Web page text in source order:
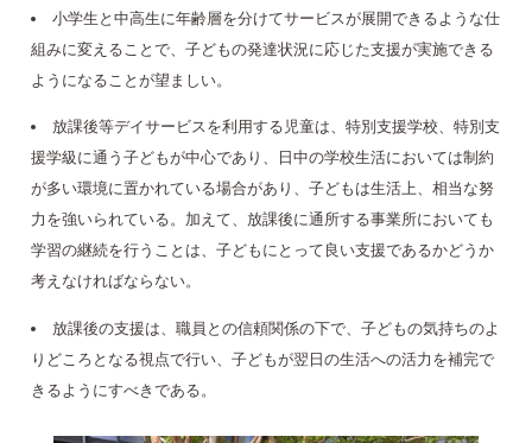
小学生と中高生に年齢層を分けてサービスが展開できるような仕
組みに変えることで、子どもの発達状況に応じた支援が実施できる
ようになることが望ましい。
放課後等デイサービスを利用する児童は、特別支援学校、特別支
援学級に通う子どもが中心であり、日中の学校生活においては制約
が多い環境に置かれている場合があり、子どもは生活上、相当な努
力を強いられている。加えて、放課後に通所する事業所においても
学習の継続を行うことは、子どもにとって良い支援であるかどうか
考えなければならない。
放課後の支援は、職員との信頼関係の下で、子どもの気持ちのよ
りどころとなる視点で行い、子どもが翌日の生活への活力を補完で
きるようにすべきである。